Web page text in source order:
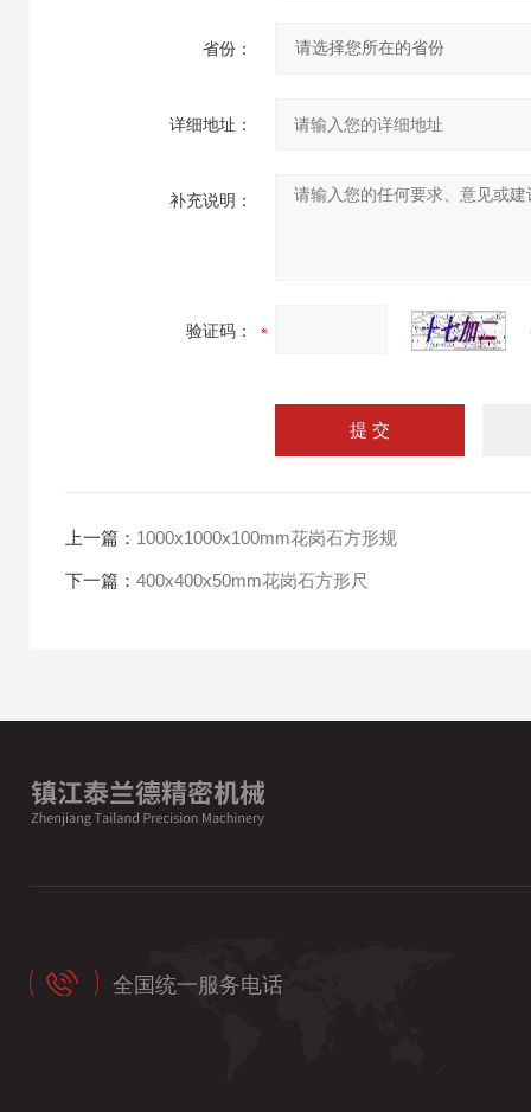
省份：
详细地址：
补充说明：
验证码：
上一篇： 1000x1000x100mm花岗石方形规
下一篇： 400x400x50mm花岗石方形尺
全国统一服务电话